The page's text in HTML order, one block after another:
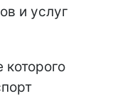
и услуг
которого